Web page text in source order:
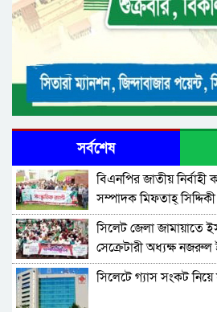
সর্বশেষ
বিএনপির জাতীয়
সম্পাদক মিফতাহ্
সিলেট জেলা জামায়াতে
সেক্রেটারী অধ্যক্ষ
সিলেটে গ্যাস সংকট